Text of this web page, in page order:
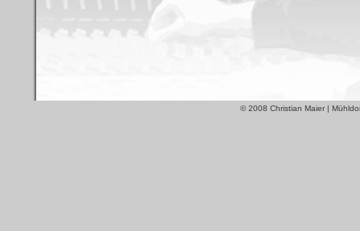
© 2008 Christian Maier |